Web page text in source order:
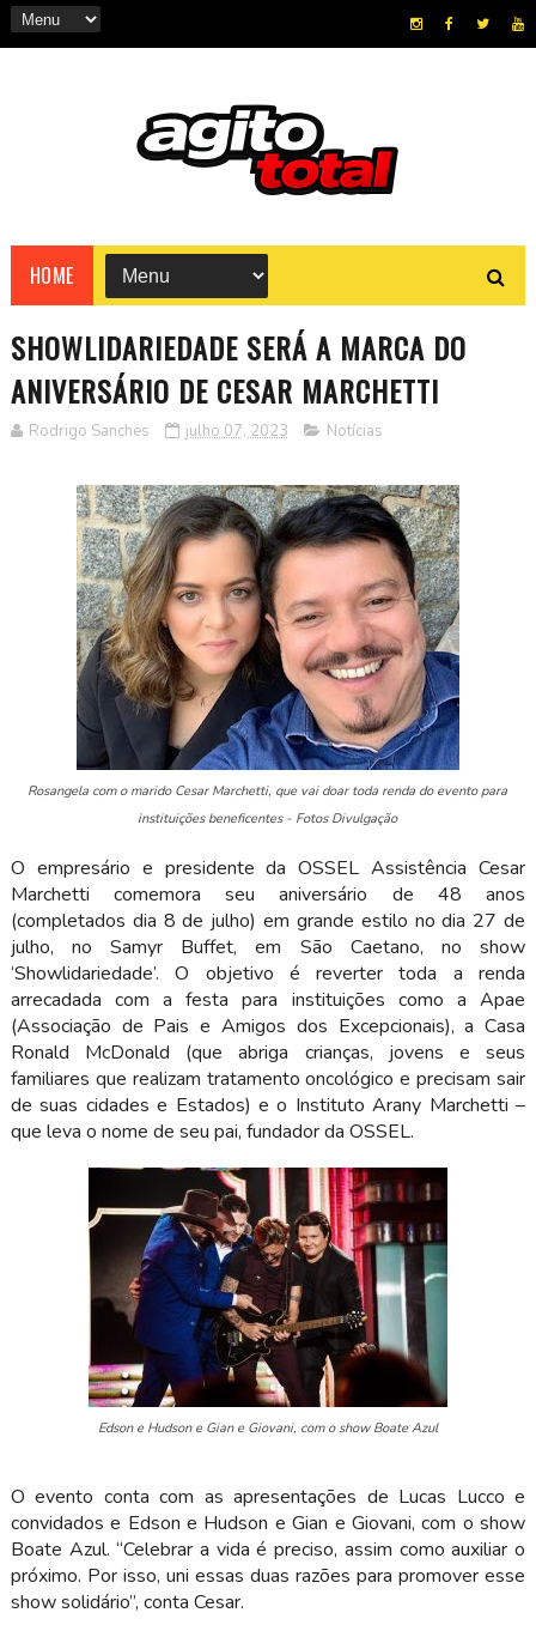
HOME
SHOWLIDARIEDADE SERÁ A MARCA DO
ANIVERSÁRIO DE CESAR MARCHETTI
Rodrigo Sanches julho 07, 2023 Notícias
Rosangela com o marido Cesar Marchetti, que vai doar toda renda do evento para
instituições beneficentes - Fotos Divulgação
O empresário e presidente da OSSEL Assistência Cesar
Marchetti comemora seu aniversário de 48 anos
(completados dia 8 de julho) em grande estilo no dia 27 de
julho, no Samyr Buffet, em São Caetano, no show
‘Showlidariedade’. O objetivo é reverter toda a renda
arrecadada com a festa para instituições como a Apae
(Associação de Pais e Amigos dos Excepcionais), a Casa
Ronald McDonald (que abriga crianças, jovens e seus
familiares que realizam tratamento oncológico e precisam sair
de suas cidades e Estados) e o Instituto Arany Marchetti –
que leva o nome de seu pai, fundador da OSSEL.
Edson e Hudson e Gian e Giovani, com o show Boate Azul
O evento conta com as apresentações de Lucas Lucco e
convidados e Edson e Hudson e Gian e Giovani, com o show
Boate Azul. “Celebrar a vida é preciso, assim como auxiliar o
próximo. Por isso, uni essas duas razões para promover esse
show solidário”, conta Cesar.